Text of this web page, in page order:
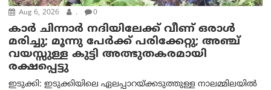
Aug 6, 2026 . 0
കാര്‍ ചിന്നാര്‍ നദിയിലേക്ക് വീണ് ഒരാള്‍
മരിച്ചു; മൂന്നു പേര്‍ക്ക് പരിക്കേറ്റു; അഞ്ച്
വയസ്സുള്ള കുട്ടി അത്ഭുതകരമായി
രക്ഷപ്പെട്ടു
ഇടുക്കി: ഇടുക്കിയിലെ ഏലപ്പാറയ്ക്കടുത്തുള്ള നാലമ്മിലയിൽ